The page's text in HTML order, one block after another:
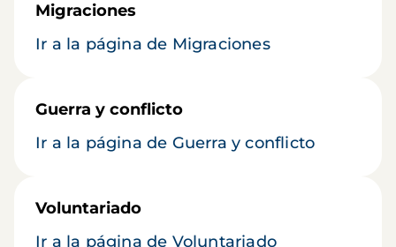
Migraciones
Ir a la página de Migraciones
Guerra y conflicto
Ir a la página de Guerra y conflicto
Voluntariado
Ir a la página de Voluntariado